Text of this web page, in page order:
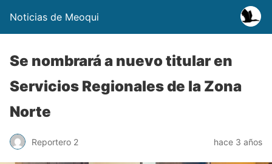
Noticias de Meoqui
Se nombrará a nuevo titular en
Servicios Regionales de la Zona
Norte
Reportero 2 hace 3 años